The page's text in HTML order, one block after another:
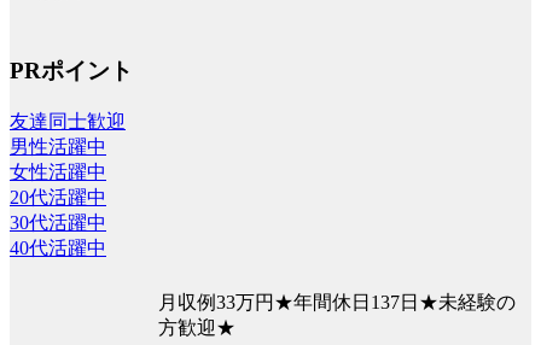
PRポイント
友達同士歓迎
男性活躍中
女性活躍中
20代活躍中
30代活躍中
40代活躍中
月収例33万円★年間休日137日★未経験の
方歓迎★